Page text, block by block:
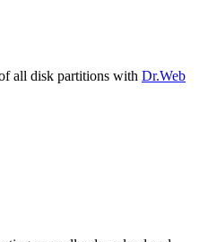
all disk partitions with Dr.Web